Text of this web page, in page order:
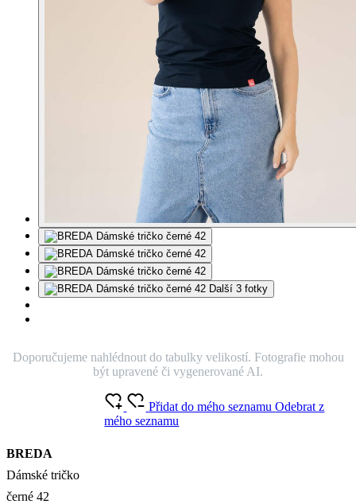
Další 3 fotky
Doporučujeme nahlédnout do tabulky velikostí. Fotografie mohou
být upravené či vygenerované AI.
BREDA
Dámské tričko
černé 42
Přidat do mého seznamuOdebrat z
mého seznamu